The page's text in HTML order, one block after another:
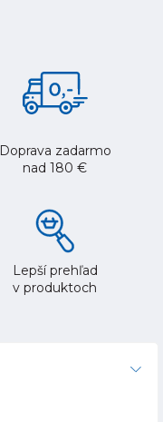
Doprava zadarmo
nad 180 €
Lepší prehľad
v produktoch